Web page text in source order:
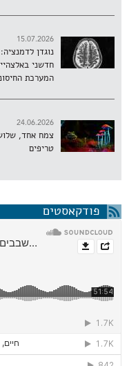
15.07.2026
נוגדן
חדשני
המערכת
24.06.2026
צמח אחד,
טריפים
פודקאסטים